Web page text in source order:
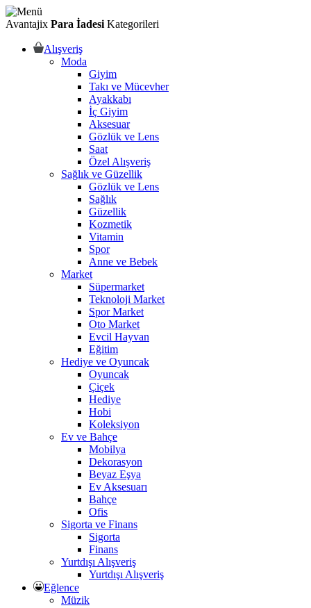
Avantajix Para İadesi Kategorileri
Alışveriş
Moda
Giyim
Takı ve Mücevher
Ayakkabı
İç Giyim
Aksesuar
Gözlük ve Lens
Saat
Özel Alışveriş
Sağlık ve Güzellik
Gözlük ve Lens
Sağlık
Güzellik
Kozmetik
Vitamin
Spor
Anne ve Bebek
Market
Süpermarket
Teknoloji Market
Spor Market
Oto Market
Evcil Hayvan
Eğitim
Hediye ve Oyuncak
Oyuncak
Çiçek
Hediye
Hobi
Koleksiyon
Ev ve Bahçe
Mobilya
Dekorasyon
Beyaz Eşya
Ev Aksesuarı
Bahçe
Ofis
Sigorta ve Finans
Sigorta
Finans
Yurtdışı Alışveriş
Yurtdışı Alışveriş
Eğlence
Müzik